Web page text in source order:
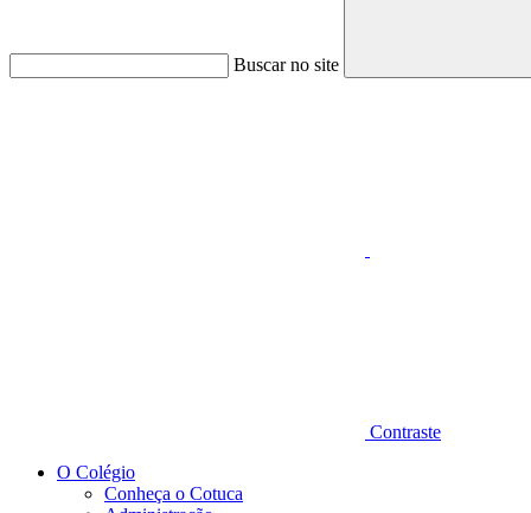
Buscar no site
Contraste
O Colégio
Conheça o Cotuca